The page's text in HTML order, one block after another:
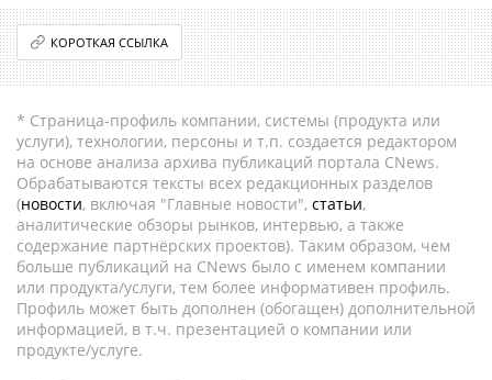
КОРОТКАЯ ССЫЛКА
* Страница-профиль компании, системы (продукта или
услуги), технологии, персоны и т.п. создается редактором
на основе анализа архива публикаций портала CNews.
Обрабатываются тексты всех редакционных разделов
(новости, включая "Главные новости", статьи,
аналитические обзоры рынков, интервью, а также
содержание партнёрских проектов). Таким образом, чем
больше публикаций на CNews было с именем компании
или продукта/услуги, тем более информативен профиль.
Профиль может быть дополнен (обогащен) дополнительной
информацией, в т.ч. презентацией о компании или
продукте/услуге.